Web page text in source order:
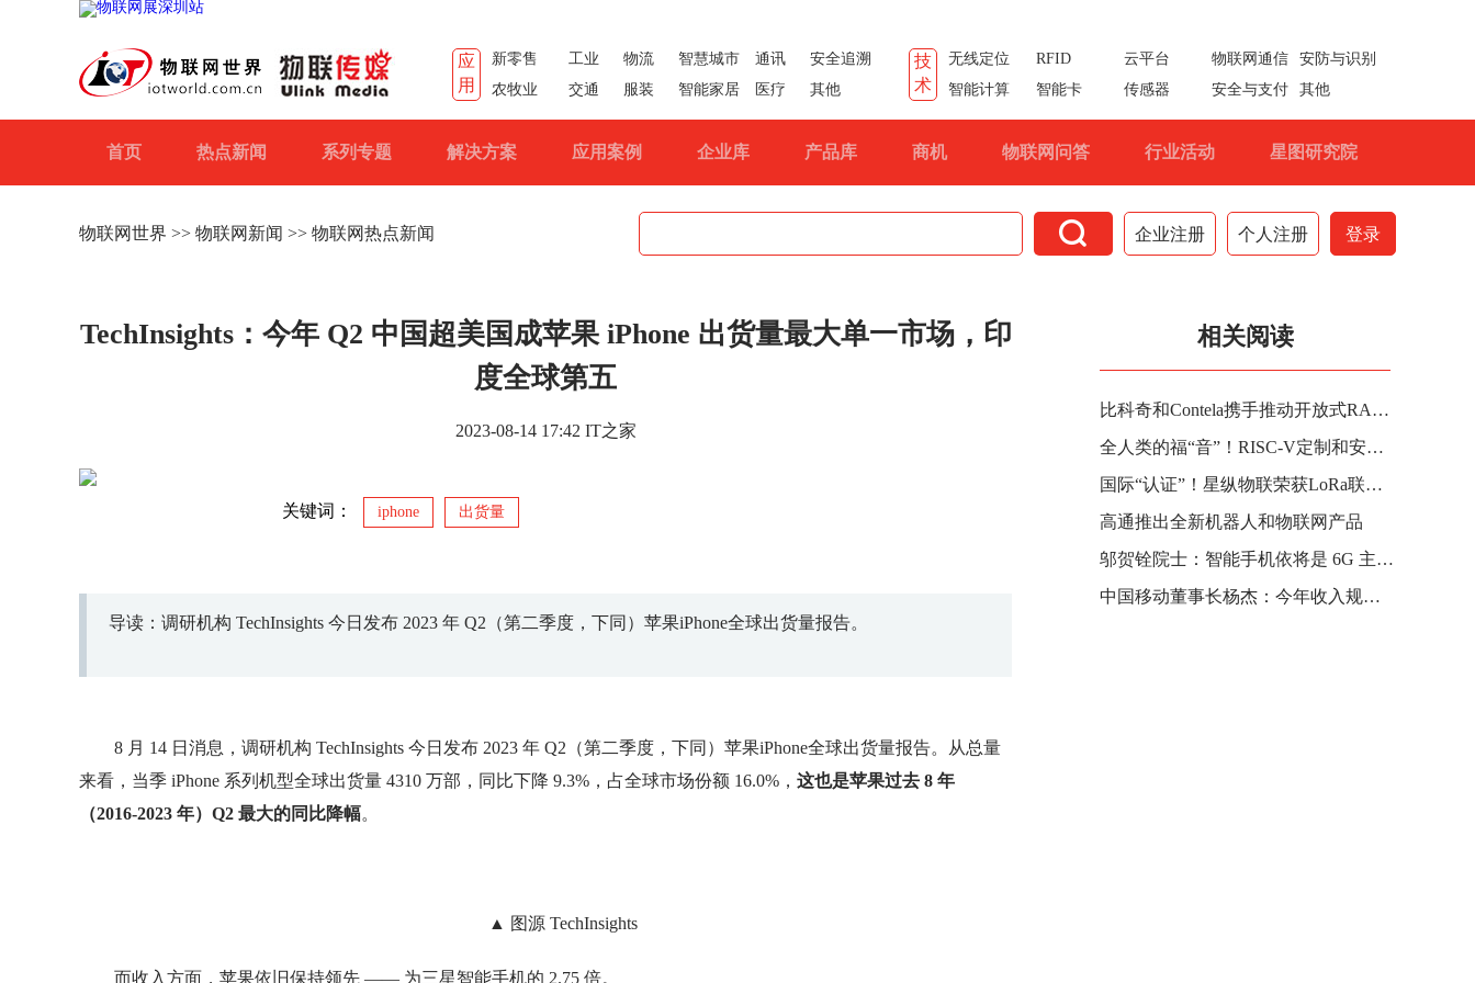
应
用
新零售 工业 物流 智慧城市 通讯
安全追溯
农牧业
交通 服装 智能家居 医疗 其他
技
术
无线定位 RFID 云平台 物联网通信
安防与识别
智能计算
智能卡 传感器 安全与支付 其他
首页 热点新闻 系列专题 解决方案 应用案例 企业库 产品库 商机 物联网问答 行业活动 星图研究院
物联网世界 >> 物联网新闻 >> 物联网热点新闻  企业注册 个人注册 登录
TechInsights：今年 Q2 中国超美国成苹果 iPhone 出货量最大单一市场，印
度全球第五
2023-08-14 17:42 IT之家
关键词： iphone 出货量
导读：调研机构 TechInsights 今日发布 2023 年 Q2（第二季度，下同）苹果iPhone全球出货量报告。
8 月 14 日消息，调研机构 TechInsights 今日发布 2023 年 Q2（第二季度，下同）苹果iPhone全球出货量报告。从总量
来看，当季 iPhone 系列机型全球出货量 4310 万部，同比下降 9.3%，占全球市场份额 16.0%， 这也是苹果过去 8 年
（2016-2023 年）Q2 最大的同比降幅。
▲ 图源 TechInsights
而收入方面，苹果依旧保持领先 —— 为三星智能手机的 2.75 倍。
相关阅读
比科奇和Contela携手推动开放式RAN产品
全人类的福“音”！RISC-V定制和安全技术助力欧洲Listen2Future项目打造“数字耳朵”
国际“认证”！星纵物联荣获LoRa联盟“杰出服务奖”
高通推出全新机器人和物联网产品
邬贺铨院士：智能手机依将是 6G 主要终端，XR 头显不足以带动其发展
中国移动董事长杨杰：今年收入规模超万亿应该没有任何问题